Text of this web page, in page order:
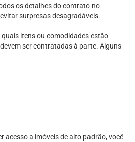
os detalhes do contrato no
surpresas desagradáveis.
itens ou comodidades estão
ser contratadas à parte. Alguns
acesso a imóveis de alto padrão, você